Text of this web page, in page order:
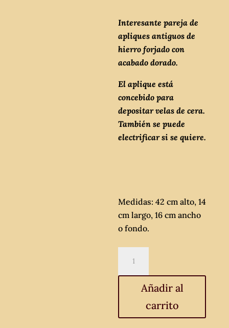
Interesante pareja de
apliques antiguos de
hierro forjado con
acabado dorado.
El aplique está
concebido para
depositar velas de cera.
También se puede
electrificar si se quiere.
Medidas: 42 cm alto, 14
cm largo, 16 cm ancho
o fondo.
apliques
antiguos
forjado
Añadir al
carrito